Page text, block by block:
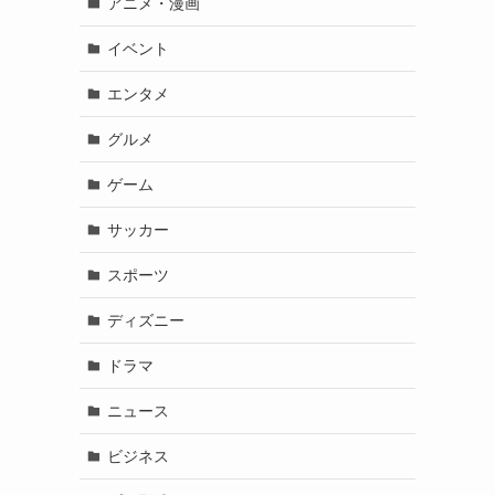
イベント
エンタメ
グルメ
ゲーム
サッカー
スポーツ
ディズニー
ドラマ
ニュース
ビジネス